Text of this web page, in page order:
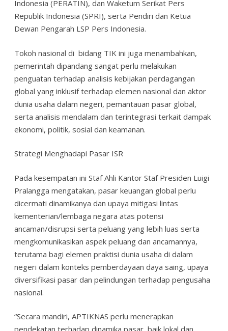
Indonesia (PERATIN), dan Waketum Serikat Pers
Republik Indonesia (SPRI), serta Pendiri dan Ketua
Dewan Pengarah LSP Pers Indonesia.
Tokoh nasional di bidang TIK ini juga menambahkan,
pemerintah dipandang sangat perlu melakukan
penguatan terhadap analisis kebijakan perdagangan
global yang inklusif terhadap elemen nasional dan aktor
dunia usaha dalam negeri, pemantauan pasar global,
serta analisis mendalam dan terintegrasi terkait dampak
ekonomi, politik, sosial dan keamanan.
Strategi Menghadapi Pasar ISR
Pada kesempatan ini Staf Ahli Kantor Staf Presiden Luigi
Pralangga mengatakan, pasar keuangan global perlu
dicermati dinamikanya dan upaya mitigasi lintas
kementerian/lembaga negara atas potensi
ancaman/disrupsi serta peluang yang lebih luas serta
mengkomunikasikan aspek peluang dan ancamannya,
terutama bagi elemen praktisi dunia usaha di dalam
negeri dalam konteks pemberdayaan daya saing, upaya
diversifikasi pasar dan pelindungan terhadap pengusaha
nasional.
“Secara mandiri, APTIKNAS perlu menerapkan